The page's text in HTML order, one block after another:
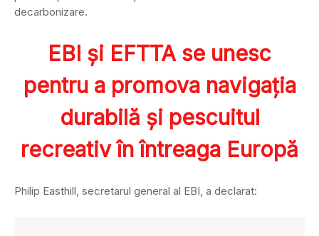
decarbonizare.
EBI și EFTTA se unesc
pentru a promova navigația
durabilă și pescuitul
recreativ în întreaga Europă
Philip Easthill, secretarul general al EBI, a declarat: